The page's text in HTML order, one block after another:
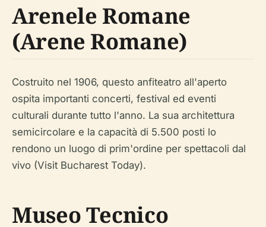
Arenele Romane
(Arene Romane)
Costruito nel 1906, questo anfiteatro all'aperto
ospita importanti concerti, festival ed eventi
culturali durante tutto l'anno. La sua architettura
semicircolare e la capacità di 5.500 posti lo
rendono un luogo di prim'ordine per spettacoli dal
vivo (Visit Bucharest Today).
Museo Tecnico